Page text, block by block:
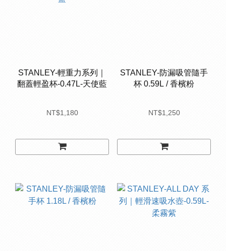
STANLEY-輕重力系列｜
翻蓋輕盈杯-0.47L-天使藍
NT$1,180
STANLEY-防漏吸管隨手
杯 0.59L / 香檳粉
NT$1,250